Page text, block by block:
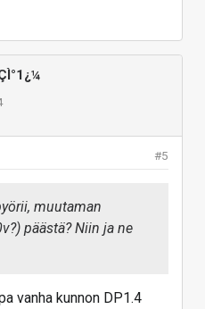
#5
muutaman
päästä? Niin ja ne
vanha kunnon DP1.4